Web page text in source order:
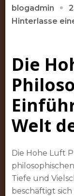
blogadmin
Hinterlasse
Die
Welt
Die Hohe Luft
Tiefe und
beschäftigt